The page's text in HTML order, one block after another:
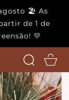
🏖️ As
de 1 de
💛
Carrinho